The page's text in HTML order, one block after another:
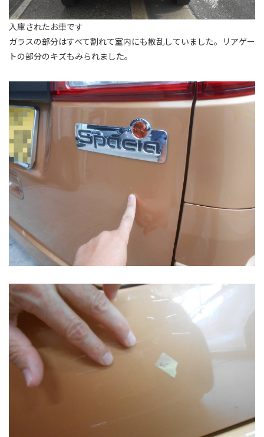
入庫されたお車です
ガラスの部分はすべて割れて室内にも散乱していました。リアゲー
トの部分のキズもみられました。